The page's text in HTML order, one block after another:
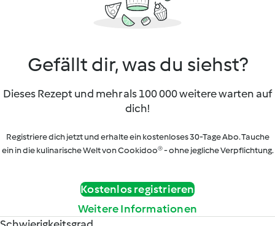
Gefällt dir, was du siehst?
Dieses Rezept und mehr als 100 000 weitere warten auf
dich!
Registriere dich jetzt und erhalte ein kostenloses 30-Tage Abo. Tauche
ein in die kulinarische Welt von Cookidoo® - ohne jegliche Verpflichtung.
Kostenlos registrieren
Weitere Informationen